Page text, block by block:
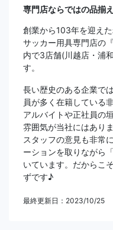
専門店ならではの品揃
創業から103年を迎え
サッカー用具専門店の
内で3店舗(川越店・浦
す。
長い歴史のある企業で
員が多く在籍している
アルバイトや正社員の
雰囲気が当社にはあり
スタッフの意見も非常
ーションを取りながら
いています。だからこ
ずです♪
最終更新日：2023/10/25